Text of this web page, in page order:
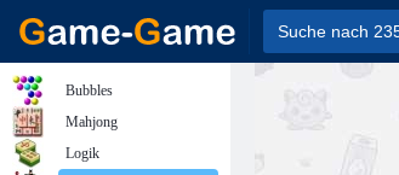
Bubbles
Mahjong
Logik